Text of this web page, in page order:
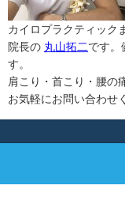
カイロプラクティック
院長の 丸山拓二です。
す。
肩こり・首こり・腰の
お気軽にお問い合わせ